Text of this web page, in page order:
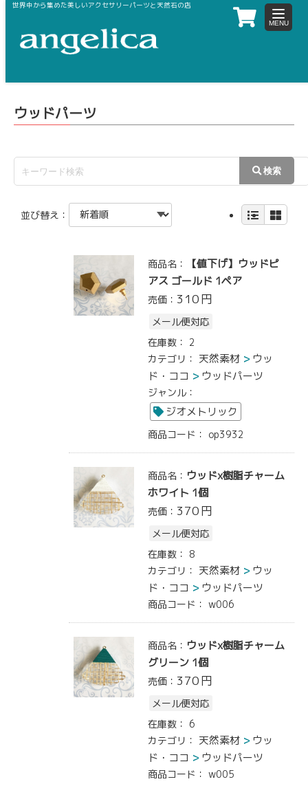
世界中から集めた美しいアクセサリーパーツと天然石の店
toggle
ウッドパーツ
並び替え：
商品名：
【値下げ】ウッドピ
アス ゴールド 1ペア
売価： 310円
メール便対応
在庫数： 2
カテゴリ： 天然素材
ウッ
ド・ココ
ウッドパーツ
ジャンル：
ジオメトリック
商品コード： op3932
商品名： ウッドx樹脂チャーム
ホワイト 1個
売価： 370円
メール便対応
在庫数： 8
カテゴリ： 天然素材
ウッ
ド・ココ
ウッドパーツ
商品コード： w006
商品名： ウッドx樹脂チャーム
グリーン 1個
売価： 370円
メール便対応
在庫数： 6
カテゴリ： 天然素材
ウッ
ド・ココ
ウッドパーツ
商品コード： w005